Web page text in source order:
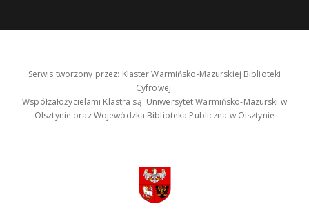
Serwis tworzony przez: Klaster Warmińsko-Mazurskiej Biblioteki
Cyfrowej.
Współzałożycielami Klastra są: Uniwersytet Warmińsko-Mazurski w
Olsztynie oraz Wojewódzka Biblioteka Publiczna w Olsztynie